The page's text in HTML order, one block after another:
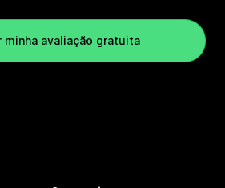
minha avaliação gratuita